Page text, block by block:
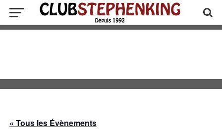
« Tous les Évènements